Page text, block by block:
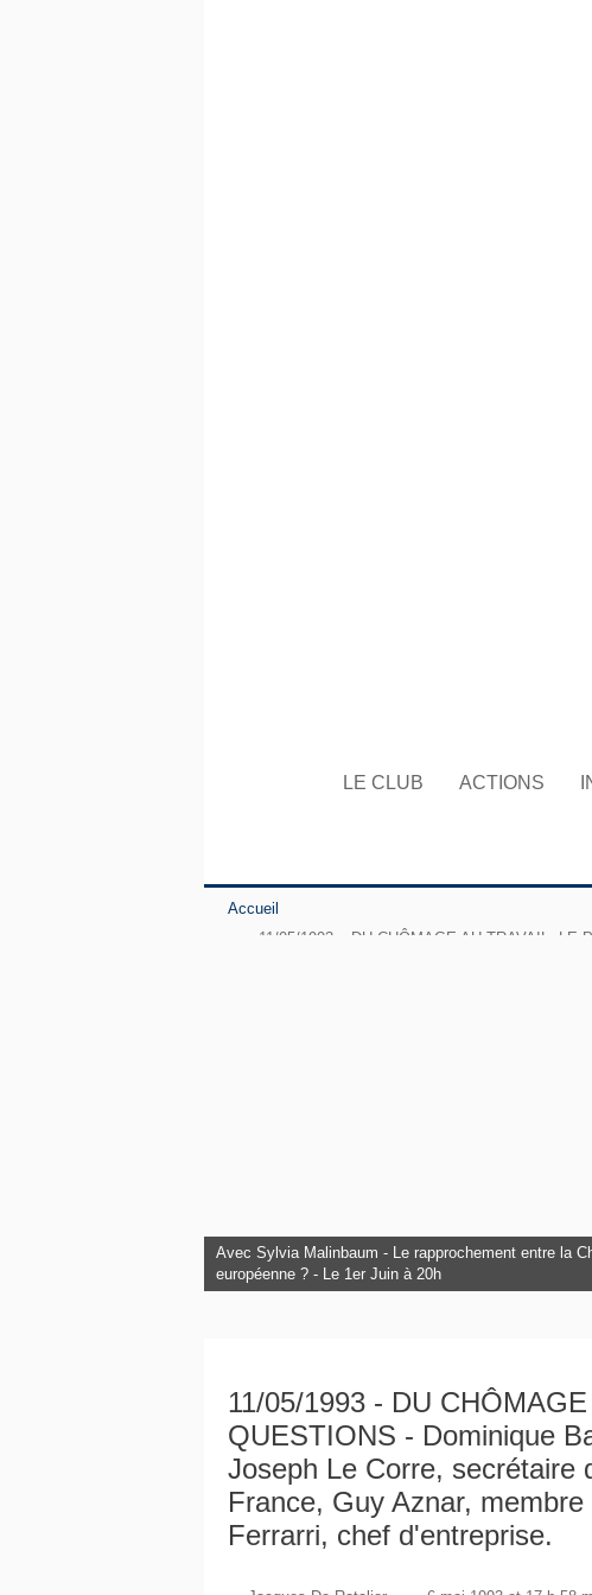
LE CLUB ACTIONS
Accueil
11/05/1993 – DU CHÔMAGE AU TRAVAIL, LE
L'Europe à l'honneur au Club Citoyens.
Avec Sylvia Malinbaum - Le rapprochement entre la
européenne ? - Le 1er Juin à 20h
Avec François Bancilhon - L’intelligence Artificielle
11/05/1993 - DU
QUESTIONS - Dominique
Joseph Le Corre, secrétaire
France, Guy Aznar,
Ferrarri, chef d'entreprise.